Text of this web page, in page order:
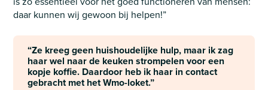
daar kunnen wij gewoon bij helpen!”
“Ze kreeg geen huishoudelijke hulp, maar ik zag
haar wel naar de keuken strompelen voor een
kopje koffie. Daardoor heb ik haar in contact
gebracht met het Wmo-loket.”